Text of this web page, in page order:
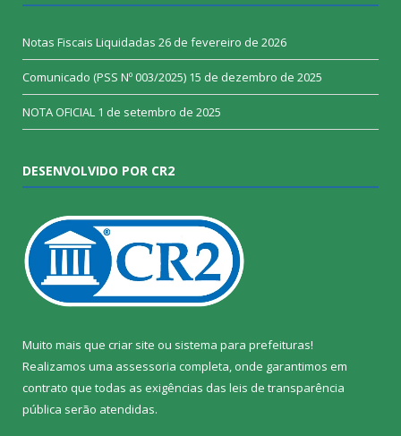
Notas Fiscais Liquidadas 26 de fevereiro de 2026
Comunicado (PSS Nº 003/2025) 15 de dezembro de 2025
NOTA OFICIAL 1 de setembro de 2025
DESENVOLVIDO POR CR2
Muito mais que criar site ou sistema para prefeituras!
Realizamos uma assessoria completa, onde garantimos em
contrato que todas as exigências das leis de transparência
pública serão atendidas.